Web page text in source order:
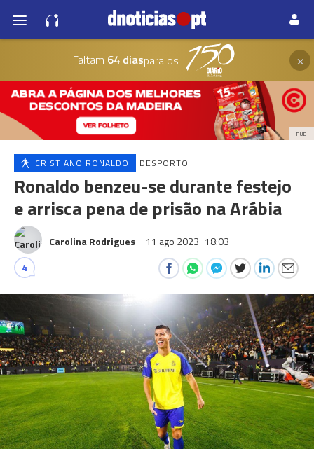
Faltam 64 diaspara os ×
PUB
CRISTIANO RONALDO DESPORTO
Ronaldo benzeu-se durante festejo
e arrisca pena de prisão na Arábia
Carolina Rodrigues 11 ago 2023 18:03
4